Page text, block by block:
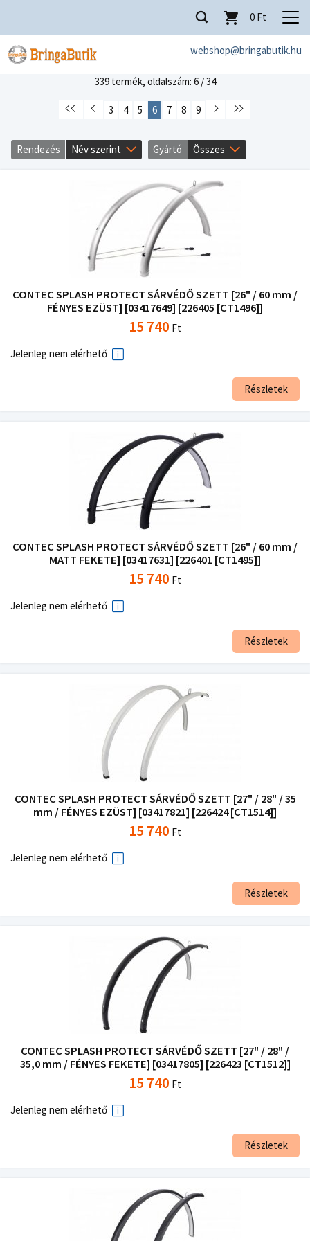
webshop@bringabutik.hu
0 Ft
339 termék, oldalszám: 6 / 34
3 4 5 6 7 8 9
Rendezés Név szerint Gyártó Összes
CONTEC SPLASH PROTECT SÁRVÉDŐ SZETT [26" / 60 mm /
FÉNYES EZÜST] [03417649] [226405 [CT1496]]
15 740 Ft
Jelenleg nem elérhető
Részletek
CONTEC SPLASH PROTECT SÁRVÉDŐ SZETT [26" / 60 mm /
MATT FEKETE] [03417631] [226401 [CT1495]]
15 740 Ft
Jelenleg nem elérhető
Részletek
CONTEC SPLASH PROTECT SÁRVÉDŐ SZETT [27" / 28" / 35
mm / FÉNYES EZÜST] [03417821] [226424 [CT1514]]
15 740 Ft
Jelenleg nem elérhető
Részletek
CONTEC SPLASH PROTECT SÁRVÉDŐ SZETT [27" / 28" /
35,0 mm / FÉNYES FEKETE] [03417805] [226423 [CT1512]]
15 740 Ft
Jelenleg nem elérhető
Részletek